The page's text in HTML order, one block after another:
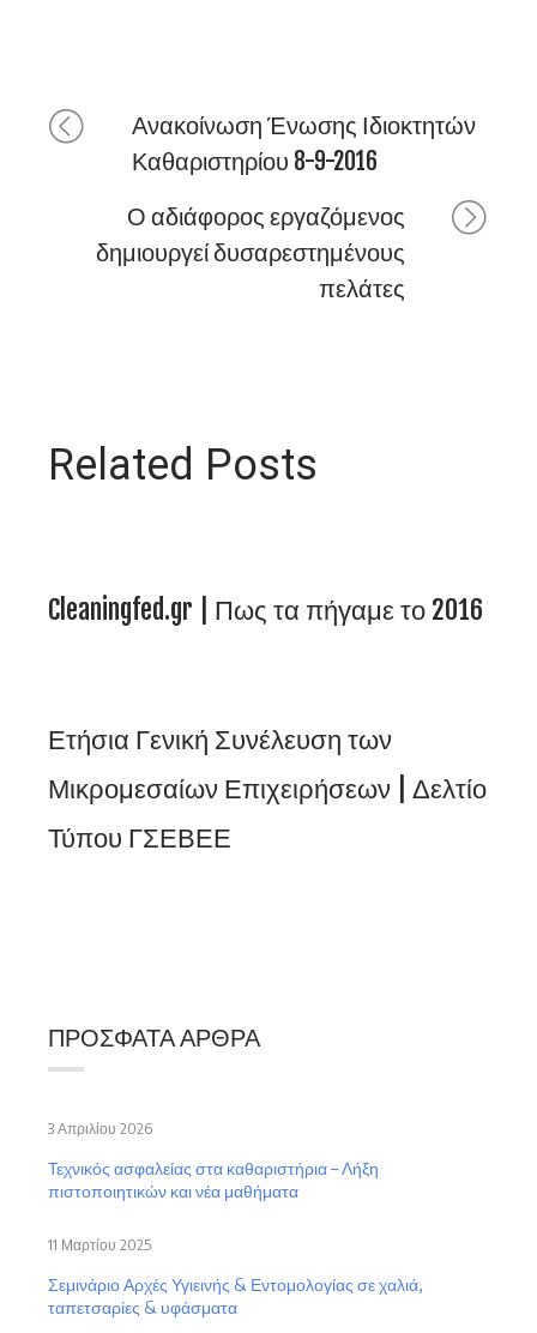
Ανακοίνωση Ένωσης Ιδιοκτητών
Καθαριστηρίου 8-9-2016
Ο αδιάφορος εργαζόμενος
δημιουργεί δυσαρεστημένους
πελάτες
Related Posts
Cleaningfed.gr | Πως τα πήγαμε το 2016
Ετήσια Γενική Συνέλευση των
Μικρομεσαίων Επιχειρήσεων | Δελτίο
Τύπου ΓΣΕΒΕΕ
ΠΡΌΣΦΑΤΑ ΆΡΘΡΑ
Τεχνικός ασφαλείας στα καθαριστήρια – Λήξη
πιστοποιητικών και νέα μαθήματα
3 Απριλίου 2026
Σεμινάριο Αρχές Υγιεινής & Εντομολογίας σε χαλιά,
ταπετσαρίες & υφάσματα
11 Μαρτίου 2025